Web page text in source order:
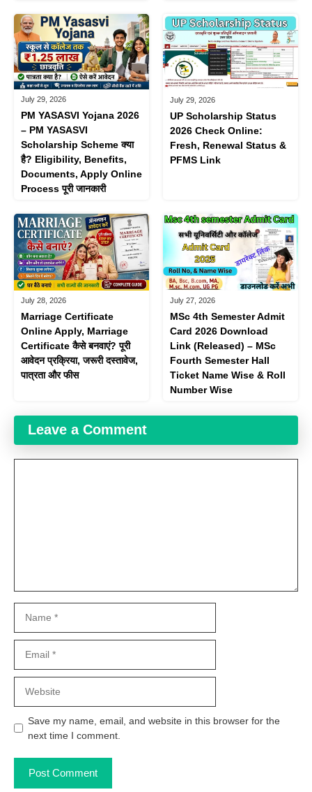
July 29, 2026
PM YASASVI Yojana 2026
– PM YASASVI
Scholarship Scheme क्या
है? Eligibility, Benefits,
Documents, Apply Online
Process पूरी जानकारी
July 29, 2026
UP Scholarship Status
2026 Check Online:
Fresh, Renewal Status &
PFMS Link
July 28, 2026
Marriage Certificate
Online Apply, Marriage
Certificate कैसे बनवाएं? पूरी
आवेदन प्रक्रिया, जरूरी दस्तावेज,
पात्रता और फीस
July 27, 2026
MSc 4th Semester Admit
Card 2026 Download
Link (Released) – MSc
Fourth Semester Hall
Ticket Name Wise & Roll
Number Wise
Leave a Comment
Save my name, email, and website in this browser for the
next time I comment.